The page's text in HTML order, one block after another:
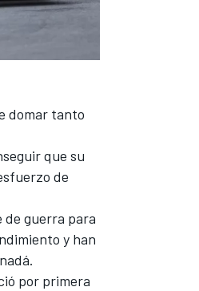
domar tanto
que su
de
de guerra para
y han
por primera